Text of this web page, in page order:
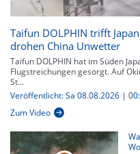
Taifun DOLPHIN trifft
drohen China Unwetter
Taifun DOLPHIN hat im Süden
Flugstreichungen gesorgt. Auf
St...
Veröffentlicht: Sa 08.08.2026 |
Zum Video